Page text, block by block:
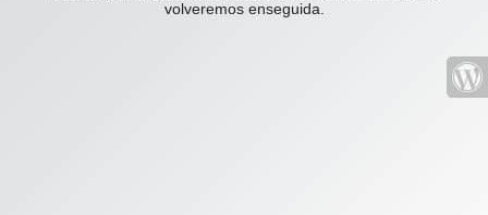
volveremos enseguida.